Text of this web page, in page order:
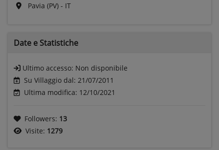
Pavia (PV) - IT
Date e Statistiche
Ultimo accesso: Non disponibile
Su Villaggio dal: 21/07/2011
Ultima modifica: 12/10/2021
Followers: 13
Visite: 1279